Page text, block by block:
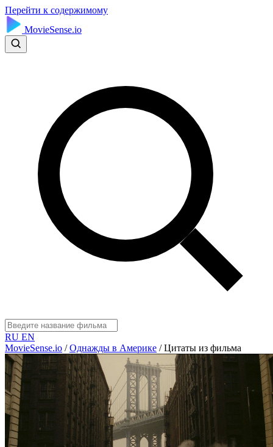
Перейти к содержимому
MovieSense.io
RU EN
MovieSense.io / Однажды в Америке / Цитаты из фильма